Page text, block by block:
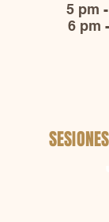
5 pm -
6 pm -
SESIONES